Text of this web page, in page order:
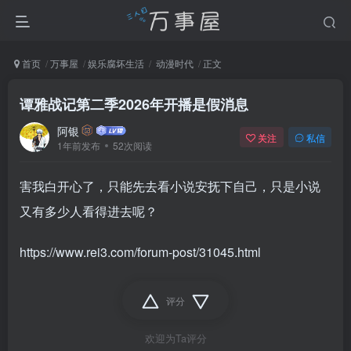
首页 万事屋 娱乐腐坏生活 动漫时代 正文
谭雅战记第二季2026年开播是假消息
阿银
1年前发布 52次阅读
关注 私信
害我白开心了，只能先去看小说安抚下自己，只是小说
又有多少人看得进去呢？
https://www.rei3.com/forum-post/31045.html
评分
欢迎为Ta评分